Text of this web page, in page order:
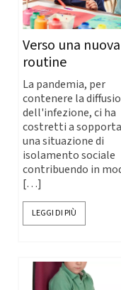
Verso una nuova
routine
La pandemia, per
contenere la
dell'infezione, ci ha
costretti a
una situazione di
isolamento sociale
contribuendo in
[…]
LEGGI DI PIÙ